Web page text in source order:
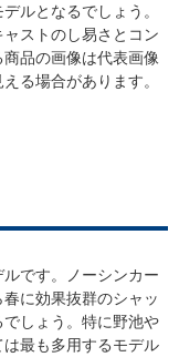
ルとなるでしょう。
ストのし易さとコン
品の画像は代表画像
る場合があります。
です。ノーシンカー
に効果抜群のシャッ
でしょう。特に野池
最も多用するモデル